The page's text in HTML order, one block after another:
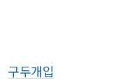
구두개입